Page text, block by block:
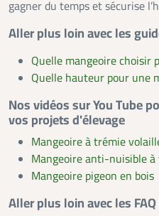
gagner du temps et sécurise
Aller plus loin avec les
Quelle mangeoire choisir
Quelle hauteur pour une
Nos vidéos sur You Tube
vos projets d'élevage
Mangeoire à trémie
Mangeoire anti-nuisible
Mangeoire pigeon en bois
Aller plus loin avec les